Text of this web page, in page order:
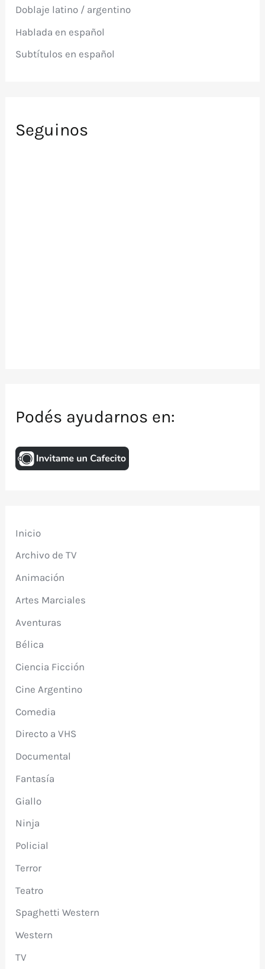
o
:
Doblaje latino / argentino
Hablada en español
Subtítulos en español
Seguinos
Podés ayudarnos en:
Inicio
Archivo de TV
Animación
Artes Marciales
Aventuras
Bélica
Ciencia Ficción
Cine Argentino
Comedia
Directo a VHS
Documental
Fantasía
Giallo
Ninja
Policial
Terror
Teatro
Spaghetti Western
Western
TV